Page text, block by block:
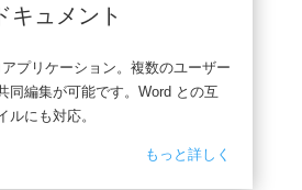
キュメント
プリケーション。複数のユーザー
同編集が可能です。Word との互
ルにも対応。
もっと詳しく